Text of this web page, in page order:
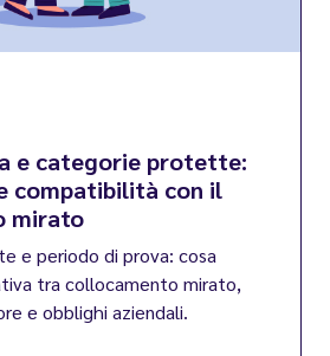
e categorie protette:
compatibilità con il
mirato
e periodo di prova: cosa
tra collocamento mirato,
e obblighi aziendali.